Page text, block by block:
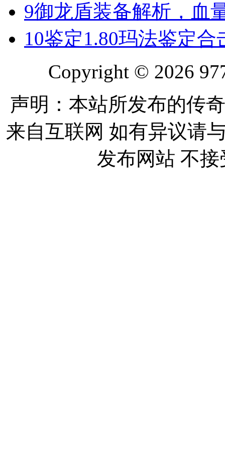
9御龙盾装备解析，血
10鉴定1.80玛法鉴定
Copyright © 2026
声明：本站所发布的传
来自互联网 如有异议请
发布网站 不